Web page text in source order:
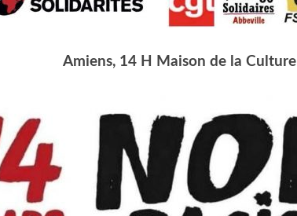
Amiens, 14 H Mai­son de la Culture